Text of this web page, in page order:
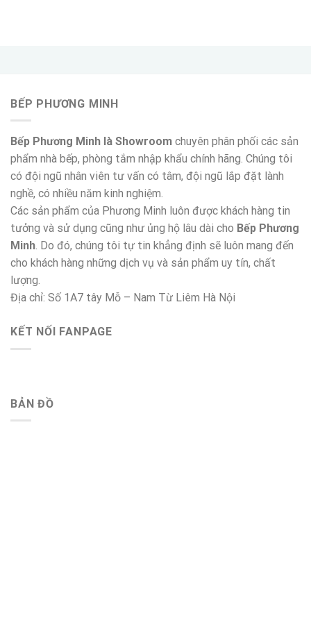
BẾP PHƯƠNG MINH
Bếp Phương Minh là Showroom chuyên phân phối các sản
phẩm nhà bếp, phòng tắm nhập khẩu chính hãng. Chúng tôi
có đội ngũ nhân viên tư vấn có tâm, đội ngũ lắp đặt lành
nghề, có nhiều năm kinh nghiệm.
Các sản phẩm của Phương Minh luôn được khách hàng tin
tưởng và sử dụng cũng như ủng hộ lâu dài cho Bếp Phương
Minh. Do đó, chúng tôi tự tin khẳng định sẽ luôn mang đến
cho khách hàng những dịch vụ và sản phẩm uy tín, chất
lượng.
Địa chỉ: Số 1A7 tây Mỗ – Nam Từ Liêm Hà Nội
KẾT NỐI FANPAGE
BẢN ĐỒ